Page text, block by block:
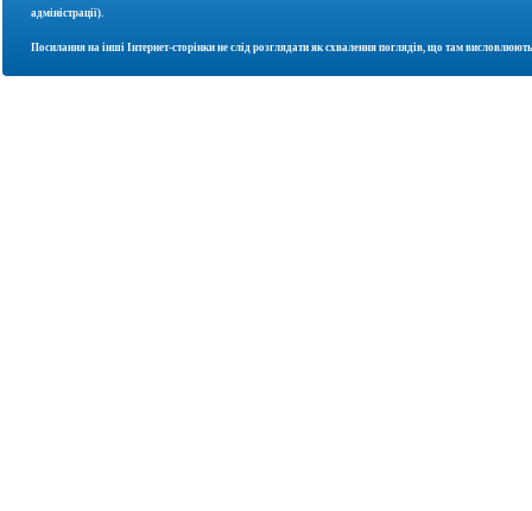
адміністрації).
Посилання на інші Інтернет-сторінки не слід розглядати як схвалення поглядів, що там